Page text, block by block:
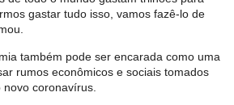
gastar tudo isso, vamos fazê-lo de
também pode ser encarada como uma
rumos econômicos e sociais tomados
coronavírus.